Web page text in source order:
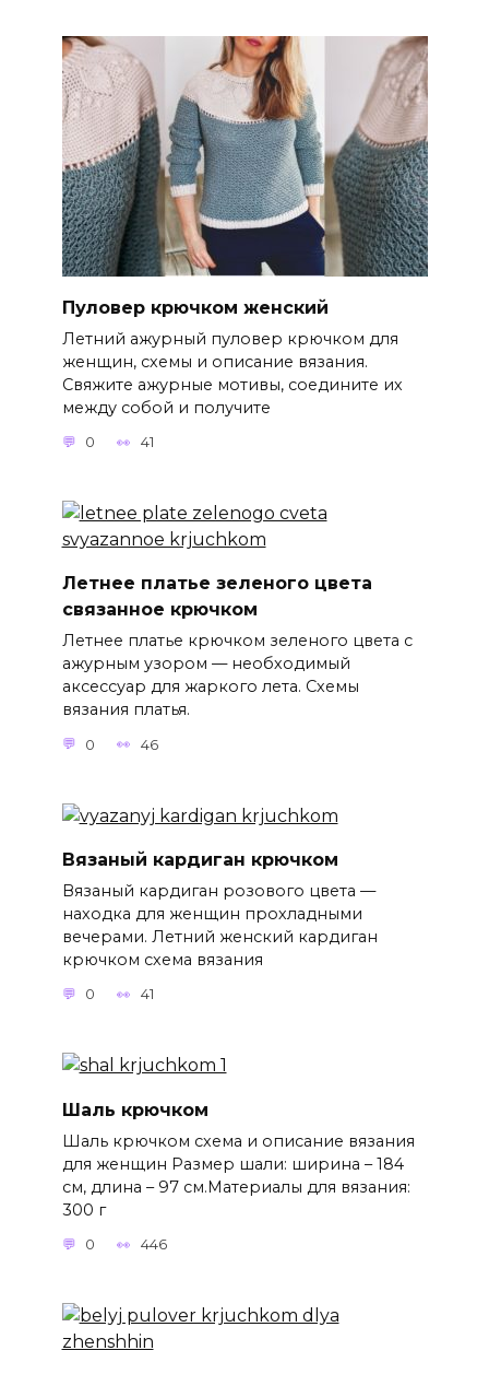
Пуловер крючком женский
Летний ажурный пуловер крючком для
женщин, схемы и описание вязания.
Свяжите ажурные мотивы, соедините их
между собой и получите
0 41
Летнее платье зеленого цвета
связанное крючком
Летнее платье крючком зеленого цвета с
ажурным узором — необходимый
аксессуар для жаркого лета. Схемы
вязания платья.
0 46
Вязаный кардиган крючком
Вязаный кардиган розового цвета —
находка для женщин прохладными
вечерами. Летний женский кардиган
крючком схема вязания
0 41
Шаль крючком
Шаль крючком схема и описание вязания
для женщин Размер шали: ширина – 184
см, длина – 97 см.Материалы для вязания:
300 г
0 446